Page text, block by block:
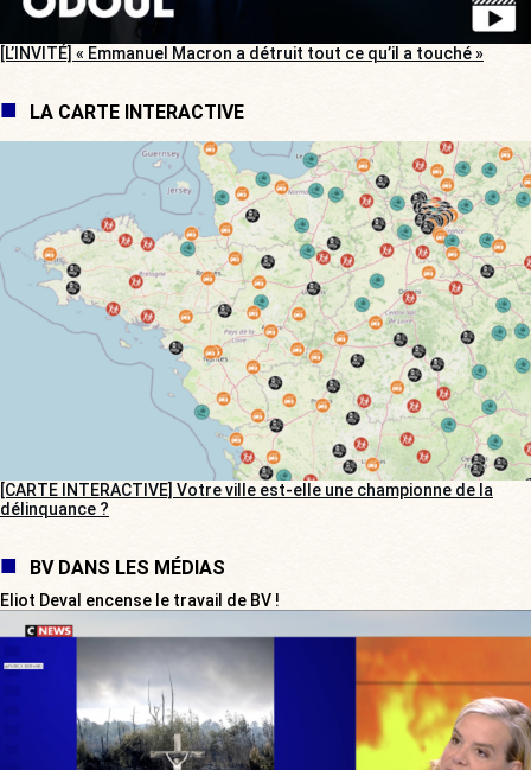
[L’INVITÉ] « Emmanuel Macron a détruit tout ce qu’il a touché »
LA CARTE INTERACTIVE
[CARTE INTERACTIVE] Votre ville est-elle une championne de la
délinquance ?
BV DANS LES MÉDIAS
Eliot Deval encense le travail de BV !